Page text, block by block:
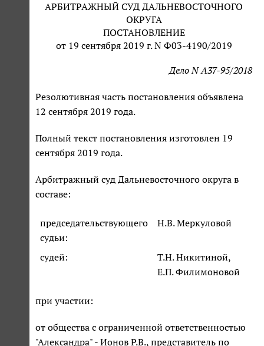
АРБИТРАЖНЫЙ СУД ДАЛЬНЕВОСТОЧНОГО
ОКРУГА
ПОСТАНОВЛЕНИЕ
от 19 сентября 2019 г. N Ф03-4190/2019
Дело N А37-95/2018
Резолютивная часть постановления объявлена
12 сентября 2019 года.
Полный текст постановления изготовлен 19
сентября 2019 года.
Арбитражный суд Дальневосточного округа в
составе:
председательствующего
судьи:
Н.В. Меркуловой
судей:
Т.Н. Никитиной,
Е.П. Филимоновой
при участии:
от общества с ограниченной ответственностью
"Александра" - Ионов Р.В., представитель по